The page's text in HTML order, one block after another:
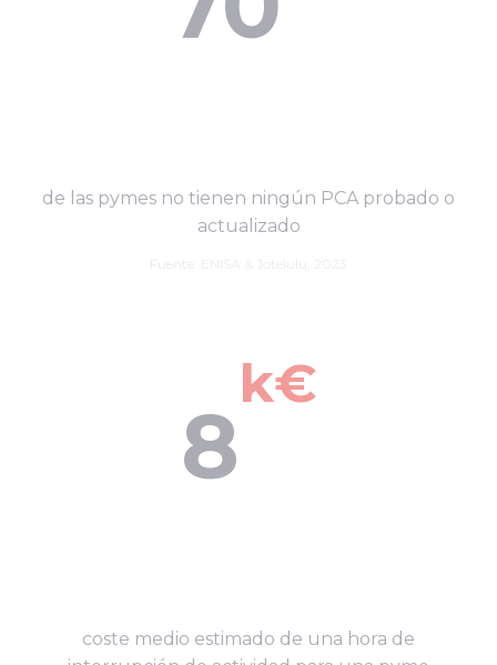
de las pymes no tienen ningún PCA probado o
actualizado
8
k€
coste medio estimado de una hora de